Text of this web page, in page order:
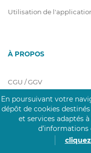
Utilisation de
À PROPOS
CGU / GGV
Charte Click&Care
En poursuivant votre
dépôt de cookies
et services adaptés